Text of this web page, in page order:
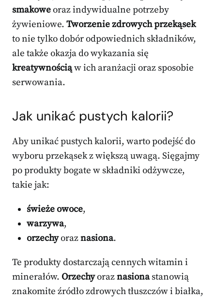
smakoweoraz indywidualne potrzeby
żywieniowe. Tworzenie zdrowych przekąsek
to nie tylko dobór odpowiednich składników,
ale także okazja do wykazania się
kreatywnościąw ich aranżacji oraz sposobie
serwowania.
Jak unikać pustych kalorii?
Aby unikać pustych kalorii, warto podejść do
wyboru przekąsek z większą uwagą. Sięgajmy
po produkty bogate w składniki odżywcze,
takie jak:
świeże owoce,
warzywa,
orzechyoraznasiona.
Te produkty dostarczają cennych witamin i
minerałów. Orzechyoraznasionastanowią
znakomite źródło zdrowych tłuszczów i białka,